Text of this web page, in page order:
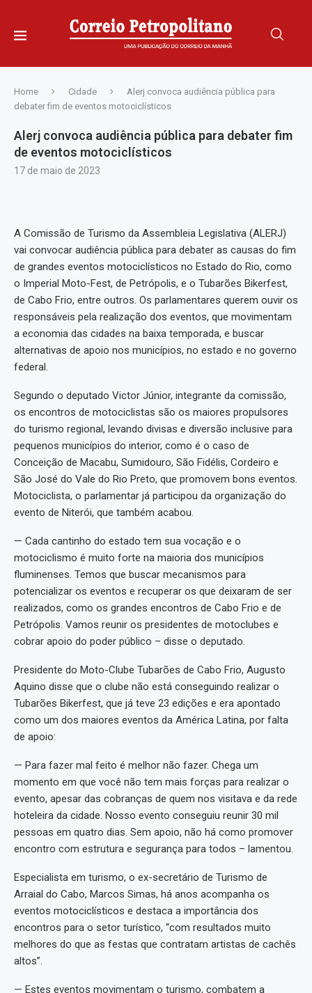
Home Cidade
Alerj convoca audiência pública para
debater fim de eventos motociclísticos
Alerj convoca audiência pública para debater fim
de eventos motociclísticos
17 de maio de 2023
A Comissão de Turismo da Assembleia Legislativa (ALERJ)
vai convocar audiência pública para debater as causas do fim
de grandes eventos motociclísticos no Estado do Rio, como
o Imperial Moto-Fest, de Petrópolis, e o Tubarões Bikerfest,
de Cabo Frio, entre outros. Os parlamentares querem ouvir os
responsáveis pela realização dos eventos, que movimentam
a economia das cidades na baixa temporada, e buscar
alternativas de apoio nos municípios, no estado e no governo
federal.
Segundo o deputado Victor Júnior, integrante da comissão,
os encontros de motociclistas são os maiores propulsores
do turismo regional, levando divisas e diversão inclusive para
pequenos municípios do interior, como é o caso de
Conceição de Macabu, Sumidouro, São Fidélis, Cordeiro e
São José do Vale do Rio Preto, que promovem bons eventos.
Motociclista, o parlamentar já participou da organização do
evento de Niterói, que também acabou.
— Cada cantinho do estado tem sua vocação e o
motociclismo é muito forte na maioria dos municípios
fluminenses. Temos que buscar mecanismos para
potencializar os eventos e recuperar os que deixaram de ser
realizados, como os grandes encontros de Cabo Frio e de
Petrópolis. Vamos reunir os presidentes de motoclubes e
cobrar apoio do poder público – disse o deputado.
Presidente do Moto-Clube Tubarões de Cabo Frio, Augusto
Aquino disse que o clube não está conseguindo realizar o
Tubarões Bikerfest, que já teve 23 edições e era apontado
como um dos maiores eventos da América Latina, por falta
de apoio:
— Para fazer mal feito é melhor não fazer. Chega um
momento em que você não tem mais forças para realizar o
evento, apesar das cobranças de quem nos visitava e da rede
hoteleira da cidade. Nosso evento conseguiu reunir 30 mil
pessoas em quatro dias. Sem apoio, não há como promover
encontro com estrutura e segurança para todos – lamentou.
Especialista em turismo, o ex-secretário de Turismo de
Arraial do Cabo, Marcos Simas, há anos acompanha os
eventos motociclísticos e destaca a importância dos
encontros para o setor turístico, “com resultados muito
melhores do que as festas que contratam artistas de cachês
altos”.
— Estes eventos movimentam o turismo, combatem a